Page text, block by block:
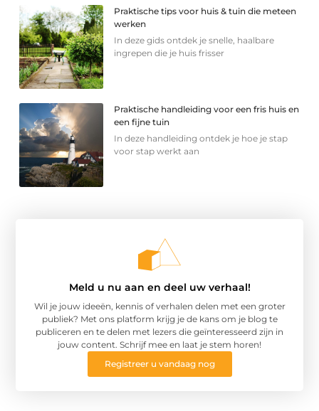
Praktische tips voor huis & tuin die meteen
werken
In deze gids ontdek je snelle, haalbare
ingrepen die je huis frisser
Praktische handleiding voor een fris huis en
een fijne tuin
In deze handleiding ontdek je hoe je stap
voor stap werkt aan
Meld u nu aan en deel uw verhaal!
Wil je jouw ideeën, kennis of verhalen delen met een groter
publiek? Met ons platform krijg je de kans om je blog te
publiceren en te delen met lezers die geïnteresseerd zijn in
jouw content. Schrijf mee en laat je stem horen!
Registreer u vandaag nog